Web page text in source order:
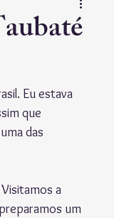
Música moderna
Eu estava
que
das
a
um